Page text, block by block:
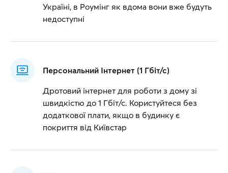
Україні, в Роумінг як вдома вони вже будуть
недоступні
Персональний Інтернет (1 Гбіт/с)
Дротовий інтернет для роботи з дому зі
швидкістю до 1 Гбіт/с. Користуйтеся без
додаткової плати, якщо в будинку є
покриття від Київстар